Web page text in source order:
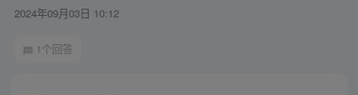
2024年09月03日 10:12
1个回答